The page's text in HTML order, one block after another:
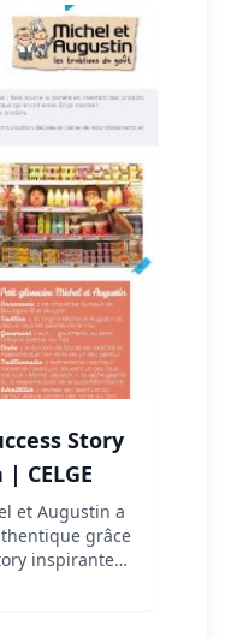
Story
CELGE
et Augustin a
grâce
inspirante